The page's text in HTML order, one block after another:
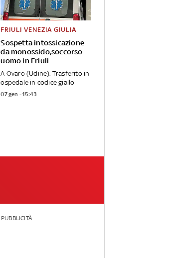
Sospetta intossicazione
da monossido,soccorso
uomo in Friuli
FRIULI VENEZIA GIULIA
A Ovaro (Udine). Trasferito in
ospedale in codice giallo
07 gen - 15:43
PUBBLICITÀ